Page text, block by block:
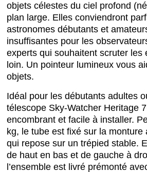
objets célestes du ciel profond
plan large. Elles conviendront
astronomes débutants et
insuffisantes pour les
experts qui souhaitent scruter les
loin. Un pointeur lumineux vous
objets.
Idéal pour les débutants adultes
télescope Sky-Watcher Heritage
encombrant et facile à installer.
kg, le tube est fixé sur la monture
qui repose sur un trépied stable.
de haut en bas et de gauche à
l’ensemble est livré prémonté